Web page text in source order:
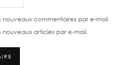
nouveaux commentaires par e-mail.
nouveaux articles par e-mail.